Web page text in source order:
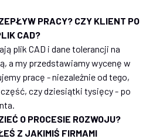
PRACY? CZY KLIENT PO
CAD?
plik CAD i dane tolerancji na
a my przedstawiamy wycenę w
pracę - niezależnie od tego,
czy dziesiątki tysięcy - po
O PROCESIE ROZWOJU?
Z JAKIMIŚ FIRMAMI